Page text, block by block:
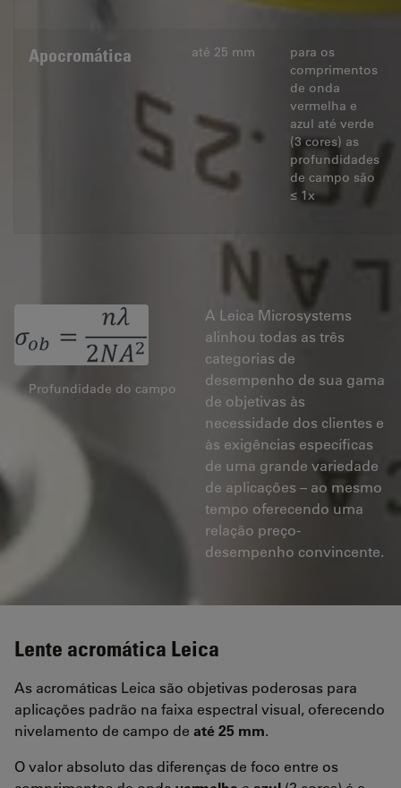
Apocromática até 25 mm
para os
comprimentos
de onda
vermelha e
azul até verde
(3 cores) as
profundidades
de campo são
≤ 1x
Profundidade do campo
A Leica Microsystems
alinhou todas as três
categorias de
desempenho de sua gama
de objetivas às
necessidade dos clientes e
às exigências específicas
de uma grande variedade
de aplicações – ao mesmo
tempo oferecendo uma
relação preço-
desempenho convincente.
Lente acromática Leica
As acromáticas Leica são objetivas poderosas para
aplicações padrão na faixa espectral visual, oferecendo
nivelamento de campo de até 25 mm.
O valor absoluto das diferenças de foco entre os